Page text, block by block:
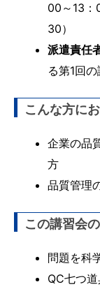
00～13
30）
派遣責任
る第1回
こんな方に
企業の品
方
品質管理
この講習会
問題を科
QC七つ